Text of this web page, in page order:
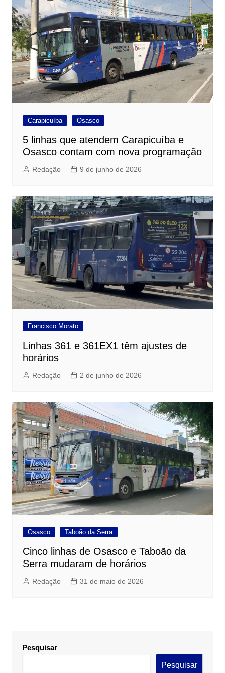
Carapicuíba Osasco
5 linhas que atendem Carapicuíba e
Osasco contam com nova programação
Redação 9 de junho de 2026
Francisco Morato
Linhas 361 e 361EX1 têm ajustes de
horários
Redação 2 de junho de 2026
Osasco Taboão da Serra
Cinco linhas de Osasco e Taboão da
Serra mudaram de horários
Redação 31 de maio de 2026
Pesquisar
Pesquisar